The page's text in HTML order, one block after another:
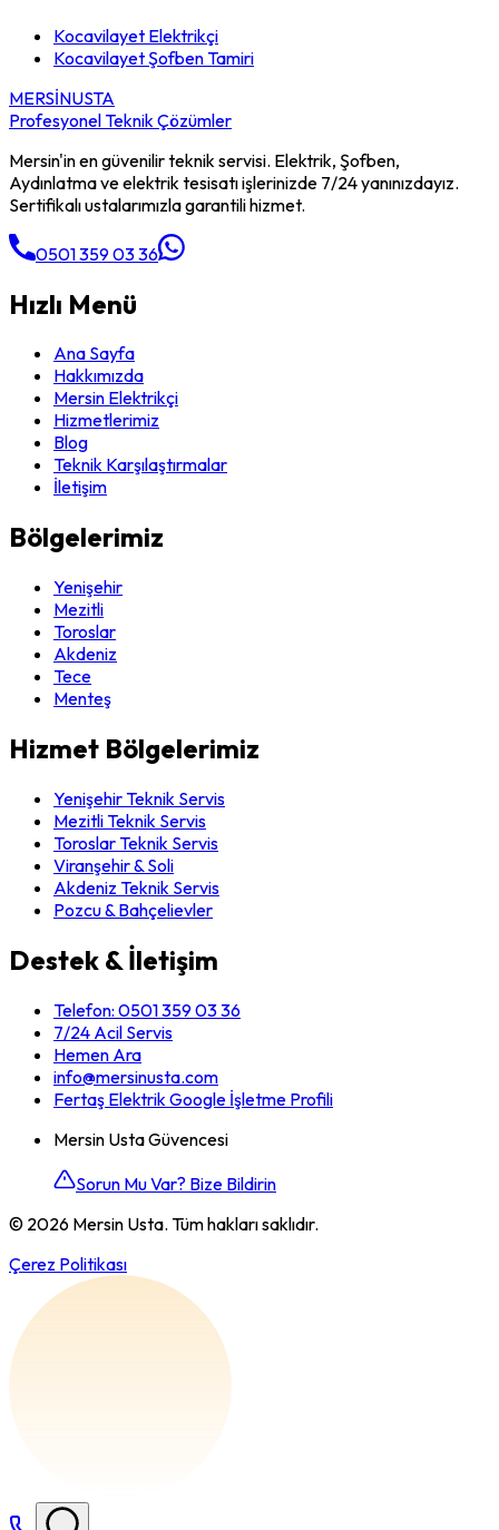
Kocavilayet Elektrikçi
KocavilayetŞofben Tamiri
MERSİNUSTA
Profesyonel Teknik Çözümler
Mersin'in en güvenilir teknik servisi. Elektrik, Şofben,
Aydınlatma ve elektrik tesisatı işlerinizde 7/24 yanınızdayız.
Sertifikalı ustalarımızla garantili hizmet.
0501 359 03 36
Hızlı Menü
Ana Sayfa
Hakkımızda
Mersin Elektrikçi
Hizmetlerimiz
Blog
Teknik Karşılaştırmalar
İletişim
Bölgelerimiz
Yenişehir
Mezitli
Toroslar
Akdeniz
Tece
Menteş
Hizmet Bölgelerimiz
Yenişehir Teknik Servis
Mezitli Teknik Servis
Toroslar Teknik Servis
Viranşehir & Soli
Akdeniz Teknik Servis
Pozcu & Bahçelievler
Destek & İletişim
Telefon: 0501 359 03 36
7/24 Acil Servis
Hemen Ara
info@mersinusta.com
Fertaş Elektrik Google İşletme Profili
Mersin Usta Güvencesi
Sorun Mu Var? Bize Bildirin
© 2026 Mersin Usta. Tüm hakları saklıdır.
Çerez Politikası